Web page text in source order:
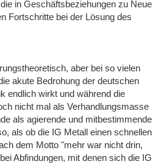
in Geschäftsbeziehungen zu Neue
Fortschritte bei der Lösung des
aber bei so vielen
akute Bedrohung der deutschen
endlich wirkt und während die
nicht mal als Verhandlungsmasse
als agierende und mitbestimmende
als ob die IG Metall einen schnellen
dem Motto "mehr war nicht drin,
Abfindungen, mit denen sich die IG